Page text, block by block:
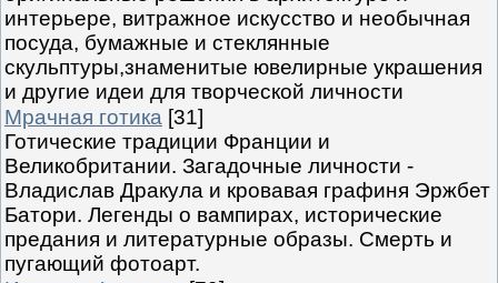
интерьере, витражное искусство и необычная
посуда, бумажные и стеклянные
скульптуры,знаменитые ювелирные украшения
и другие идеи для творческой личности
Мрачная готика [31]
Готические традиции Франции и
Великобритании. Загадочные личности -
Владислав Дракула и кровавая графиня Эржбет
Батори. Легенды о вампирах, исторические
предания и литературные образы. Смерть и
пугающий фотоарт.